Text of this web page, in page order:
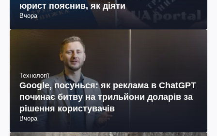
юрист пояснив, як діяти
Вчора
Технології
Google, посунься: як реклама в ChatGPT
починає битву на трильйони доларів за
рішення користувачів
Вчора